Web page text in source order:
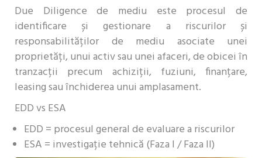
Due Diligence de mediu este procesul de
identificare și gestionare a riscurilor și
responsabilităților de mediu asociate unei
proprietăți, unui activ sau unei afaceri, de obicei în
tranzacții precum achiziții, fuziuni, finanțare,
leasing sau închiderea unui amplasament.
EDD vs ESA
EDD = procesul general de evaluare a riscurilor
ESA = investigație tehnică (Faza I / Faza II)